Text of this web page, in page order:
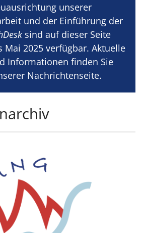
unserer
und der Einführung der
sind auf dieser Seite
Mai 2025 verfügbar. Aktuelle
Informationen finden Sie
Nachrichtenseite.